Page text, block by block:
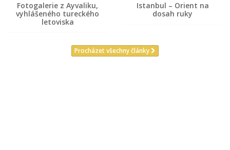
Fotogalerie z Ayvaliku,
vyhlášeného tureckého
letoviska
Istanbul – Orient na
dosah ruky
Procházet všechny články